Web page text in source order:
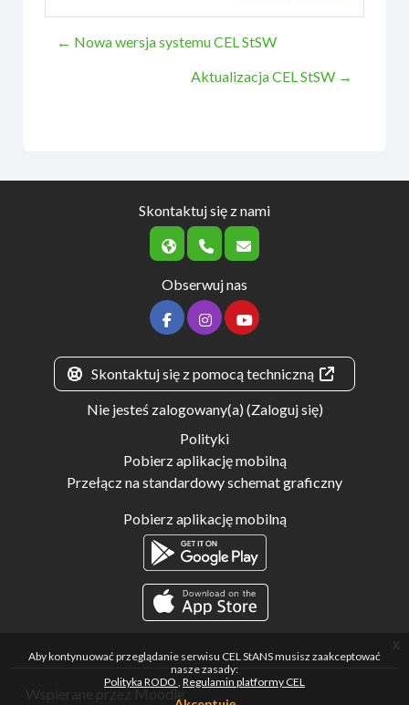
Aby kontynuować przeglądanie serwisu CEL StANS musisz zaakceptować
nasze zasady:
Polityka RODO Regulamin platformy CEL
x
← Nowa wersja systemu CEL StSW
Aktualizacja CEL StSW →
Skontaktuj się z nami
Obserwuj nas
Skontaktuj się z pomocą techniczną
Nie jesteś zalogowany(a) (Zaloguj się)
Polityki
Pobierz aplikację mobilną
Przełącz na standardowy schemat graficzny
Pobierz aplikację mobilną
Wspierane przezMoodle